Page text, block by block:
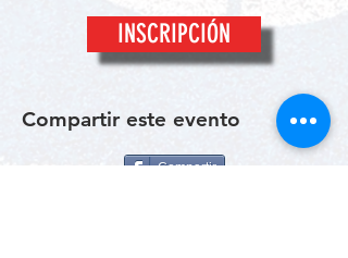
INSCRIPCIÓN
Compartir este evento
Compartir